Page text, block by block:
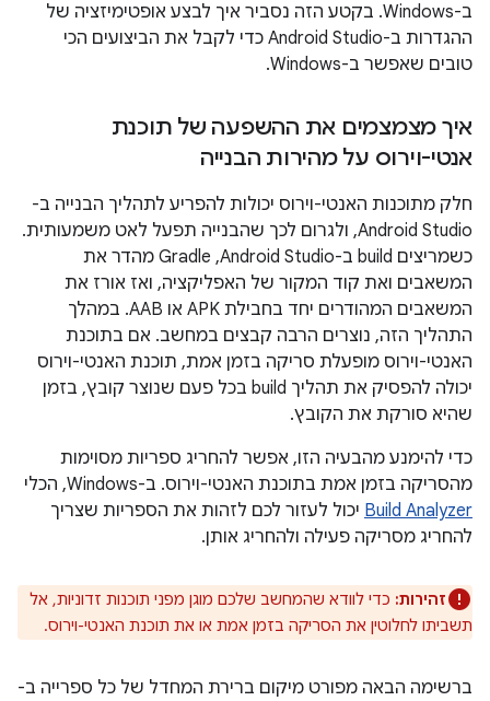
ב-Windows. בקטע הזה נסביר איך לבצע אופטימיזציה של
ההגדרות ב-Android Studio כדי לקבל את הביצועים הכי
טובים שאפשר ב-Windows.
איך מצמצמים את ההשפעה של תוכנת
אנטי-וירוס על מהירות הבנייה
חלק מתוכנות האנטי-וירוס יכולות להפריע לתהליך הבנייה ב-
Android Studio, ולגרום לכך שהבנייה תפעל לאט משמעותית.
כשמריצים build ב-Android Studio,‏ Gradle מהדר את
המשאבים ואת קוד המקור של האפליקציה, ואז אורז את
המשאבים המהודרים יחד בחבילת APK או AAB. במהלך
התהליך הזה, נוצרים הרבה קבצים במחשב. אם בתוכנת
האנטי-וירוס מופעלת סריקה בזמן אמת, תוכנת האנטי-וירוס
יכולה להפסיק את תהליך build בכל פעם שנוצר קובץ, בזמן
שהיא סורקת את הקובץ.
כדי להימנע מהבעיה הזו, אפשר להחריג ספריות מסוימות
מהסריקה בזמן אמת בתוכנת האנטי-וירוס. ב-Windows, הכלי
Build Analyzer יכול לעזור לכם לזהות את הספריות שצריך
להחריג מסריקה פעילה ולהחריג אותן.
זהירות: כדי לוודא שהמחשב שלכם מוגן מפני תוכנות זדוניות, אל
תשביתו לחלוטין את הסריקה בזמן אמת או את תוכנת האנטי-וירוס.
ברשימה הבאה מפורט מיקום ברירת המחדל של כל ספרייה ב-